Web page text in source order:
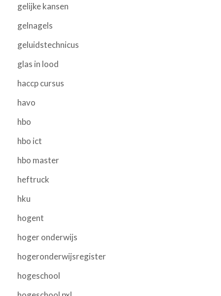
gelijke kansen
gelnagels
geluidstechnicus
glas in lood
haccp cursus
havo
hbo
hbo ict
hbo master
heftruck
hku
hogent
hoger onderwijs
hogeronderwijsregister
hogeschool